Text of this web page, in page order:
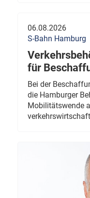
06.08.2026
S-Bahn Hamburg
für
Bei der
die Hamburger
Mobilitätswende